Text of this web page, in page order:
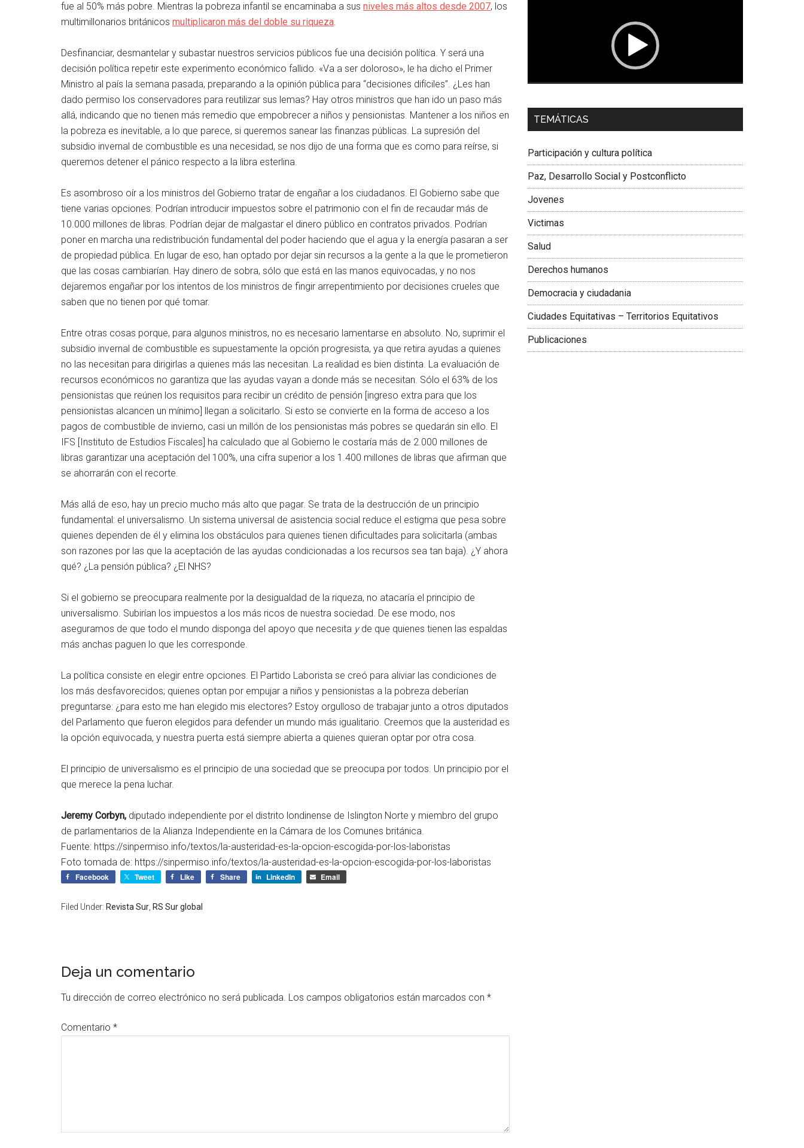
fue al 50% más pobre. Mientras la pobreza infantil se encaminaba a sus niveles más altos desde 2007, los
multimillonarios británicos multiplicaron más del doble su riqueza.
Desfinanciar, desmantelar y subastar nuestros servicios públicos fue una decisión política. Y será una
decisión política repetir este experimento económico fallido. «Va a ser doloroso», le ha dicho el Primer
Ministro al país la semana pasada, preparando a la opinión pública para “decisiones difíciles”. ¿Les han
dado permiso los conservadores para reutilizar sus lemas? Hay otros ministros que han ido un paso más
allá, indicando que no tienen más remedio que empobrecer a niños y pensionistas. Mantener a los niños en
la pobreza es inevitable, a lo que parece, si queremos sanear las finanzas públicas. La supresión del
subsidio invernal de combustible es una necesidad, se nos dijo de una forma que es como para reírse, si
queremos detener el pánico respecto a la libra esterlina.
Es asombroso oír a los ministros del Gobierno tratar de engañar a los ciudadanos. El Gobierno sabe que
tiene varias opciones. Podrían introducir impuestos sobre el patrimonio con el fin de recaudar más de
10.000 millones de libras. Podrían dejar de malgastar el dinero público en contratos privados. Podrían
poner en marcha una redistribución fundamental del poder haciendo que el agua y la energía pasaran a ser
de propiedad pública. En lugar de eso, han optado por dejar sin recursos a la gente a la que le prometieron
que las cosas cambiarían. Hay dinero de sobra, sólo que está en las manos equivocadas, y no nos
dejaremos engañar por los intentos de los ministros de fingir arrepentimiento por decisiones crueles que
saben que no tienen por qué tomar.
Entre otras cosas porque, para algunos ministros, no es necesario lamentarse en absoluto. No, suprimir el
subsidio invernal de combustible es supuestamente la opción progresista, ya que retira ayudas a quienes
no las necesitan para dirigirlas a quienes más las necesitan. La realidad es bien distinta. La evaluación de
recursos económicos no garantiza que las ayudas vayan a donde más se necesitan. Sólo el 63% de los
pensionistas que reúnen los requisitos para recibir un crédito de pensión [ingreso extra para que los
pensionistas alcancen un mínimo] llegan a solicitarlo. Si esto se convierte en la forma de acceso a los
pagos de combustible de invierno, casi un millón de los pensionistas más pobres se quedarán sin ello. El
IFS [Instituto de Estudios Fiscales] ha calculado que al Gobierno le costaría más de 2.000 millones de
libras garantizar una aceptación del 100%, una cifra superior a los 1.400 millones de libras que afirman que
se ahorrarán con el recorte.
Más allá de eso, hay un precio mucho más alto que pagar. Se trata de la destrucción de un principio
fundamental: el universalismo. Un sistema universal de asistencia social reduce el estigma que pesa sobre
quienes dependen de él y elimina los obstáculos para quienes tienen dificultades para solicitarla (ambas
son razones por las que la aceptación de las ayudas condicionadas a los recursos sea tan baja). ¿Y ahora
qué? ¿La pensión pública? ¿El NHS?
Si el gobierno se preocupara realmente por la desigualdad de la riqueza, no atacaría el principio de
universalismo. Subirían los impuestos a los más ricos de nuestra sociedad. De ese modo, nos
aseguramos de que todo el mundo disponga del apoyo que necesita yde que quienes tienen las espaldas
más anchas paguen lo que les corresponde.
La política consiste en elegir entre opciones. El Partido Laborista se creó para aliviar las condiciones de
los más desfavorecidos; quienes optan por empujar a niños y pensionistas a la pobreza deberían
preguntarse: ¿para esto me han elegido mis electores? Estoy orgulloso de trabajar junto a otros diputados
del Parlamento que fueron elegidos para defender un mundo más igualitario. Creemos que la austeridad es
la opción equivocada, y nuestra puerta está siempre abierta a quienes quieran optar por otra cosa.
El principio de universalismo es el principio de una sociedad que se preocupa por todos. Un principio por el
que merece la pena luchar.
Jeremy Corbyn, diputado independiente por el distrito londinense de Islington Norte y miembro del grupo
de parlamentarios de la Alianza Independiente en la Cámara de los Comunes británica.
Fuente: https://sinpermiso.info/textos/la-austeridad-es-la-opcion-escogida-por-los-laboristas
Foto tomada de: https://sinpermiso.info/textos/la-austeridad-es-la-opcion-escogida-por-los-laboristas
Facebook Tweet Like Share LinkedIn Email
Filed Under: Revista Sur RS Sur global
Deja un comentario
Tu dirección de correo electrónico no será publicada. Los campos obligatorios están marcados con *
Comentario *
Dra. Carolina Corcho Mejía,
Latinoamericana Sur, Vicepresidenta Federación
TEMÁTICAS
Participación y cultura política
Paz, Desarrollo Social y Postconflicto
Jovenes
Victimas
Salud
Derechos humanos
Democracia y ciudadania
Ciudades Equitativas – Territorios Equitativos
Publicaciones